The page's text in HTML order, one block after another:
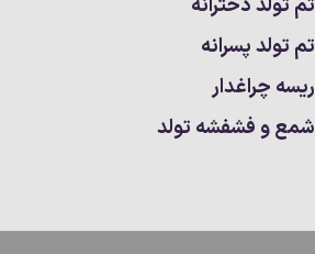
تم تولد پسرانه
ریسه چراغدار
شمع و فشفشه تولد